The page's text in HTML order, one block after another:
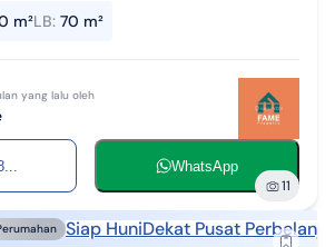
CITY VIEW AWILIGAR - BANDUNG* - LT
lantai) - 3 Ka...
m²LB: 70 m²
yang lalu oleh
WhatsApp
11
Siap HuniDekat Pusat